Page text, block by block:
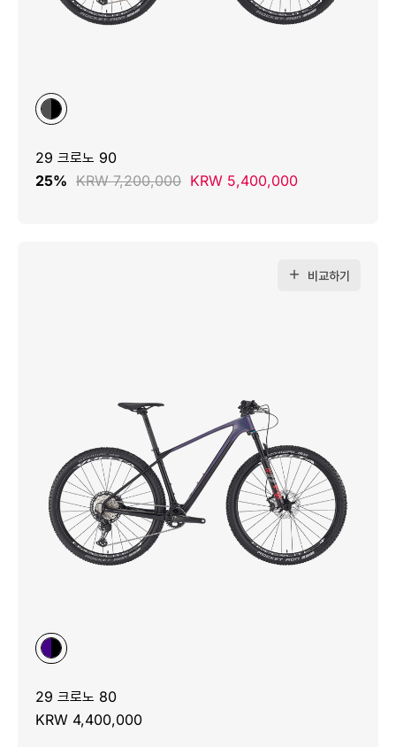
29 크로노 90
25% KRW 7,200,000 KRW 5,400,000
비교하기
29 크로노 80
KRW 4,400,000